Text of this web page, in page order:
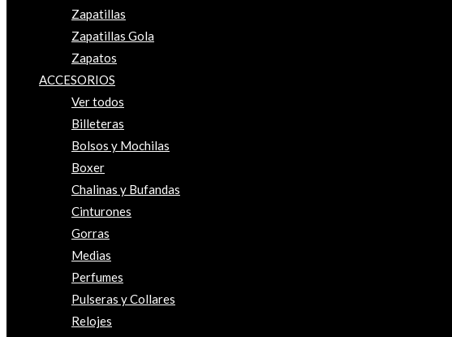
Zapatillas
Zapatillas Gola
Zapatos
ACCESORIOS
Ver todos
Billeteras
Bolsos y Mochilas
Boxer
Chalinas y Bufandas
Cinturones
Gorras
Medias
Perfumes
Pulseras y Collares
Relojes